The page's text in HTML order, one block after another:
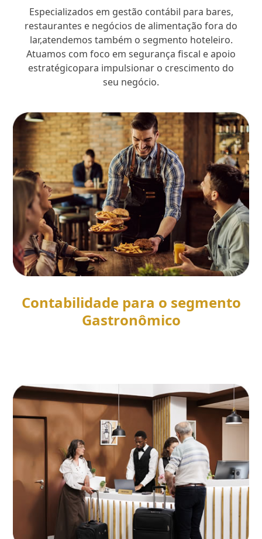
Especializados em gestão contábil para bares,
restaurantes e negócios de alimentação fora do
lar,atendemos também o segmento hoteleiro.
Atuamos com foco em segurança fiscal e apoio
estratégicopara impulsionar o crescimento do
seu negócio.
Contabilidade para o segmento
Gastronômico